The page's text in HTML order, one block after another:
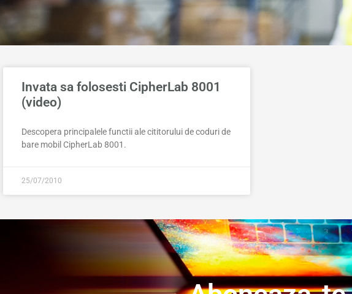
Invata sa folosesti CipherLab 8001
(video)
Descopera principalele functii ale cititorului de coduri de
bare mobil CipherLab 8001.
25/07/2010